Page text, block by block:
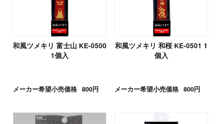
和風ツメキリ 富士山 KE-0500
1個入
メーカー希望小売価格 800円
和風ツメキリ 和桜 KE-0501 1
個入
メーカー希望小売価格 800円